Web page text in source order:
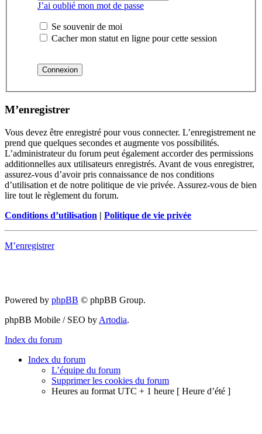
J’ai oublié mon mot de passe
Se souvenir de moi
Cacher mon statut en ligne pour cette session
M’enregistrer
Vous devez être enregistré pour vous connecter. L’enregistrement ne
prend que quelques secondes et augmente vos possibilités.
L’administrateur du forum peut également accorder des permissions
additionnelles aux utilisateurs enregistrés. Avant de vous enregistrer,
assurez-vous d’avoir pris connaissance de nos conditions
d’utilisation et de notre politique de vie privée. Assurez-vous de bien
lire tout le règlement du forum.
Conditions d’utilisation | Politique de vie privée
M’enregistrer
Powered by phpBB © phpBB Group.
phpBB Mobile / SEO by Artodia.
Index du forum
Index du forum
L’équipe du forum
Supprimer les cookies du forum
Heures au format UTC + 1 heure [ Heure d’été ]